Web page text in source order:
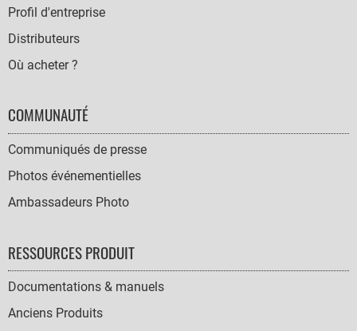
Profil d'entreprise
Distributeurs
Où acheter ?
COMMUNAUTÉ
Communiqués de presse
Photos événementielles
Ambassadeurs Photo
RESSOURCES PRODUIT
Documentations & manuels
Anciens Produits